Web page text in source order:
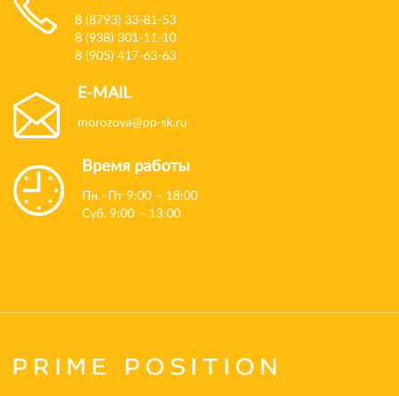
8 (8793) 33-81-53
8 (938) 301-11-10
8 (905) 417-63-63
E-MAIL
morozova@pp-sk.ru
Время работы
Пн.–Пт 9:00 – 18:00
Суб. 9:00 – 13:00